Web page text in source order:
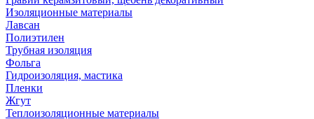
Изоляционные материалы
Лавсан
Полиэтилен
Трубная изоляция
Фольга
Гидроизоляция, мастика
Пленки
Жгут
Теплоизоляционные материалы